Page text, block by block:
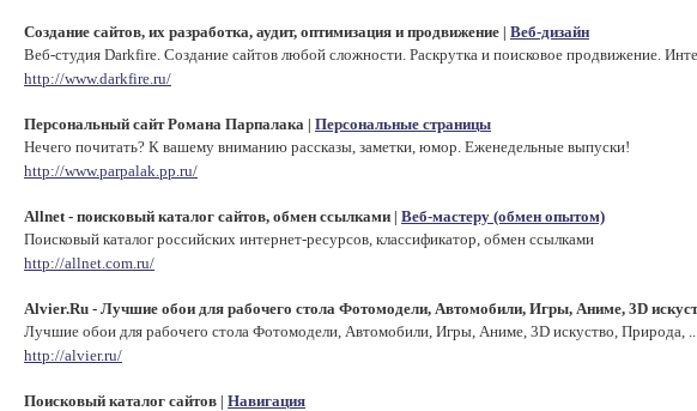
Создание сайтов, их разработка, аудит, оптимизация и продвижение Веб-дизайн
Веб-студия Darkfire. Создание сайтов любой сложности. Раскрутка и поисковое продвижение.
http://www.darkfire.ru/
Персональный сайт Романа Парпалака Персональные страницы
Нечего почитать? К вашему вниманию рассказы, заметки, юмор. Еженедельные выпуски!
http://www.parpalak.pp.ru/
Allnet - поисковый каталог сайтов, обмен ссылками Веб-мастеру (обмен опытом)
Поисковый каталог российских интернет-ресурсов, классификатор, обмен ссылками
http://allnet.com.ru/
Alvier.Ru - Лучшие обои для рабочего стола Фотомодели, Автомобили, Игры, Аниме, 3D
Лучшие обои для рабочего стола Фотомодели, Автомобили, Игры, Аниме, 3D искуство, Природа,
http://alvier.ru/
Поисковый каталог сайтов Навигация